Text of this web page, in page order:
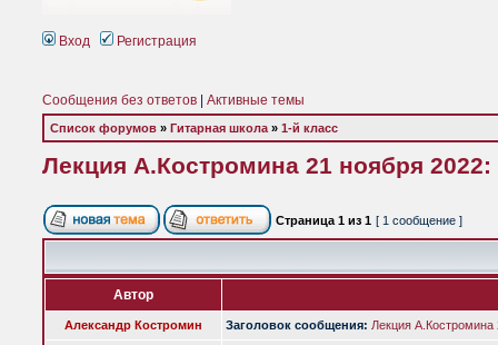
Вход Регистрация
Сообщения без ответов Активные темы
Список форумов » Гитарная школа » 1-й класс
Лекция А.Костромина 21 ноября 2022:
Страница 1 из 1 [ 1 сообщение ]
Автор
Александр Костромин Заголовок сообщения: Лекция А.Костромина